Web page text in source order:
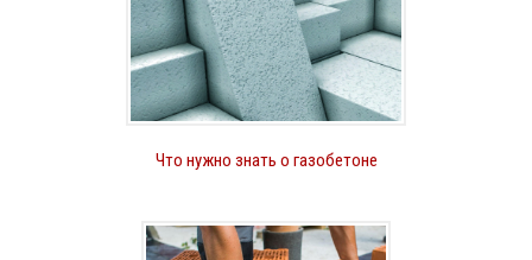
Что нужно знать о газобетоне